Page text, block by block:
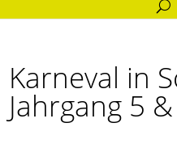
Karneval in
Jahrgang 5